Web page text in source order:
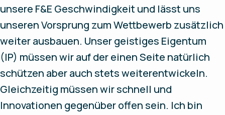
unsere F&E Geschwindigkeit und lässt uns
unseren Vorsprung zum Wettbewerb zusätzlich
weiter ausbauen. Unser geistiges Eigentum
(IP) müssen wir auf der einen Seite natürlich
schützen aber auch stets weiterentwickeln.
Gleichzeitig müssen wir schnell und
Innovationen gegenüber offen sein. Ich bin